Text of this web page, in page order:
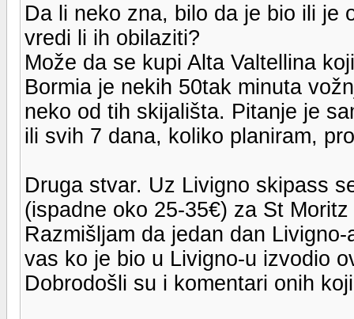
Da li neko zna, bilo da je bio ili je
vredi li ih obilaziti?
Može da se kupi Alta Valtellina
Bormia je nekih 50tak minuta
neko od tih skijališta. Pitanje je
ili svih 7 dana, koliko planiram,
Druga stvar. Uz Livigno skipass
(ispadne oko 25-35€) za St
Razmišljam da jedan dan
vas ko je bio u Livigno-u izvodio
Dobrodošli su i komentari onih